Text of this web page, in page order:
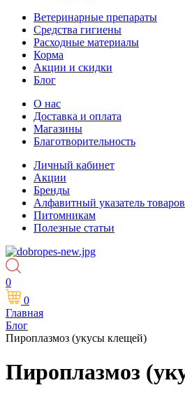
Ветeринарные препараты
Средства гигиены
Расходные материалы
Корма
Акции и скидки
Блог
О нас
Доставка и оплата
Магазины
Благотворительность
Личный кабинет
Акции
Бренды
Алфавитный указатель товаров
Питомникам
Полезные статьи
0
0
Главная
Блог
Пироплазмоз (укусы клещей)
Пироплазмоз